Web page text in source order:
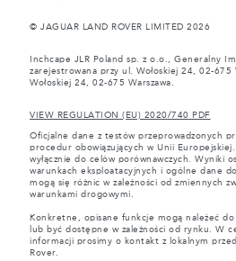
© JAGUAR LAND ROVER LIMITED 2026
Inchcape JLR Poland sp. z o.o., Generalny
zarejestrowana przy ul. Wołoskiej 24, 02-675
Wołoskiej 24, 02-675 Warszawa.
VIEW REGULATION (EU) 2020/740 PDF
Oficjalne dane z testów przeprowadzonych
procedur obowiązujących w Unii
wyłącznie do celów porównawczych. Wyniki
warunkach eksploatacyjnych i ogólne dane
mogą się różnic w zależności od zmiennych
warunkami drogowymi.
Konkretne, opisane funkcje mogą należeć
lub być dostępne w zależności od rynku. W
informacji prosimy o kontakt z lokalnym
Rover.